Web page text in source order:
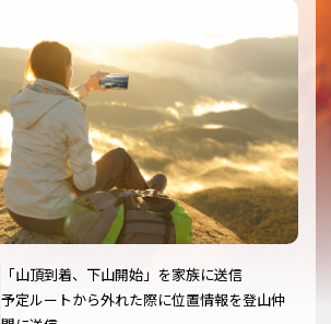
「山頂到着、下山開始」を家族に送信
予定ルートから外れた際に位置情報を登山仲